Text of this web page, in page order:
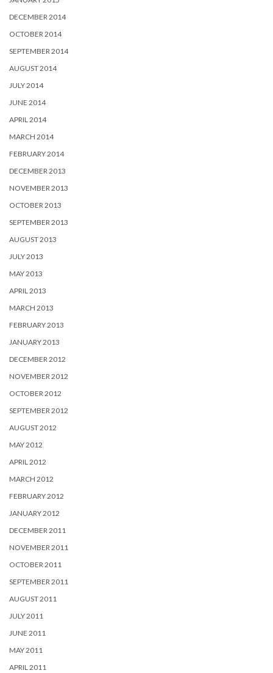
DECEMBER 2014
OCTOBER 2014
SEPTEMBER 2014
AUGUST 2014
JULY 2014
JUNE 2014
APRIL 2014
MARCH 2014
FEBRUARY 2014
DECEMBER 2013
NOVEMBER 2013
OCTOBER 2013
SEPTEMBER 2013
AUGUST 2013
JULY 2013
MAY 2013
APRIL 2013
MARCH 2013
FEBRUARY 2013
JANUARY 2013
DECEMBER 2012
NOVEMBER 2012
OCTOBER 2012
SEPTEMBER 2012
AUGUST 2012
MAY 2012
APRIL 2012
MARCH 2012
FEBRUARY 2012
JANUARY 2012
DECEMBER 2011
NOVEMBER 2011
OCTOBER 2011
SEPTEMBER 2011
AUGUST 2011
JULY 2011
JUNE 2011
MAY 2011
APRIL 2011